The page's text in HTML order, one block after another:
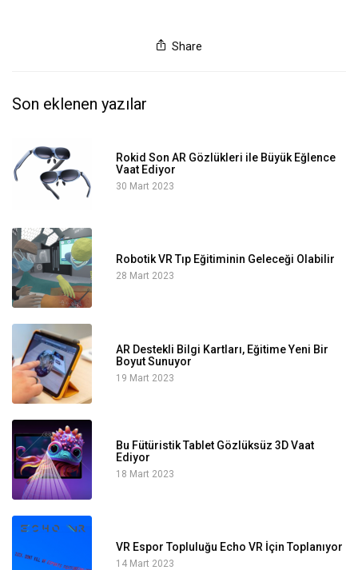
Share
Son eklenen yazılar
Rokid Son AR Gözlükleri ile Büyük Eğlence
Vaat Ediyor
30 Mart 2023
Robotik VR Tıp Eğitiminin Geleceği Olabilir
28 Mart 2023
AR Destekli Bilgi Kartları, Eğitime Yeni Bir
Boyut Sunuyor
19 Mart 2023
Bu Fütüristik Tablet Gözlüksüz 3D Vaat
Ediyor
18 Mart 2023
VR Espor Topluluğu Echo VR İçin Toplanıyor
14 Mart 2023